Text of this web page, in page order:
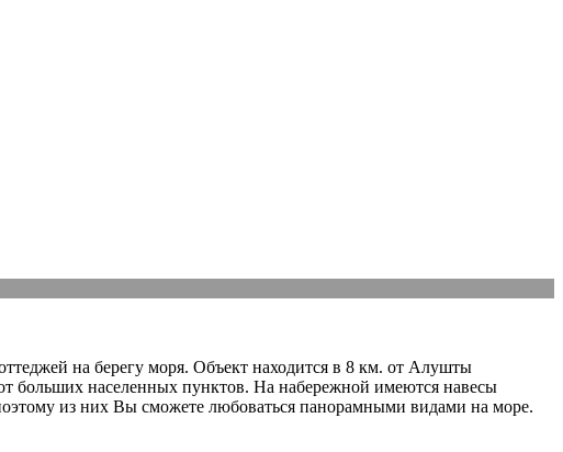
на берегу моря. Объект находится в 8 км. от Алушты
больших населенных пунктов. На набережной имеются навесы
из них Вы сможете любоваться панорамными видами на море.